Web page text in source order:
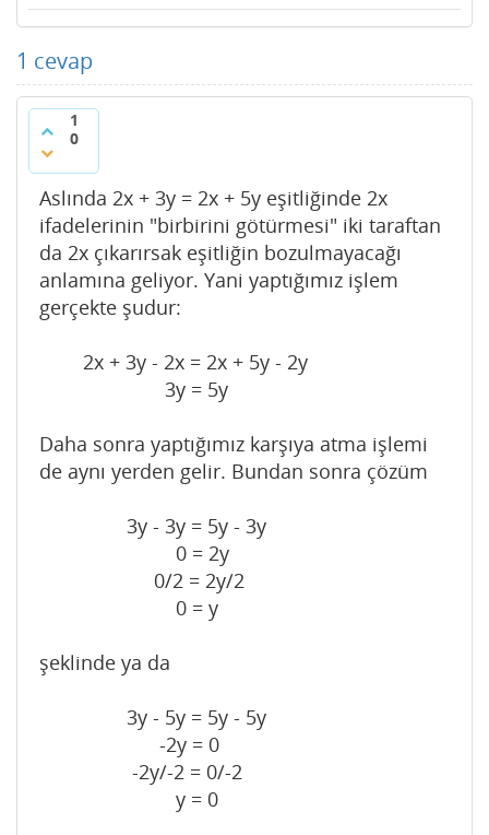
1 cevap
1
0
Aslında 2x + 3y = 2x + 5y eşitliğinde 2x
ifadelerinin "birbirini götürmesi" iki taraftan
da 2x çıkarırsak eşitliğin bozulmayacağı
anlamına geliyor. Yani yaptığımız işlem
gerçekte şudur:
2x + 3y - 2x = 2x + 5y - 2y
3y = 5y
Daha sonra yaptığımız karşıya atma işlemi
de aynı yerden gelir. Bundan sonra çözüm
3y - 3y = 5y - 3y
0 = 2y
0/2 = 2y/2
0 = y
şeklinde ya da
3y - 5y = 5y - 5y
-2y = 0
-2y/-2 = 0/-2
y = 0